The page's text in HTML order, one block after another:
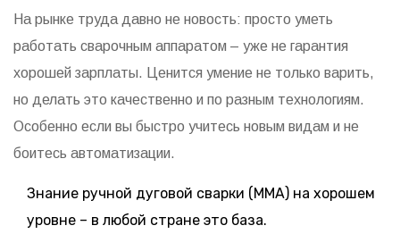
На рынке труда давно не новость: просто уметь
работать сварочным аппаратом – уже не гарантия
хорошей зарплаты. Ценится умение не только варить,
но делать это качественно и по разным технологиям.
Особенно если вы быстро учитесь новым видам и не
боитесь автоматизации.
Знание ручной дуговой сварки (MMA) на хорошем
уровне – в любой стране это база.